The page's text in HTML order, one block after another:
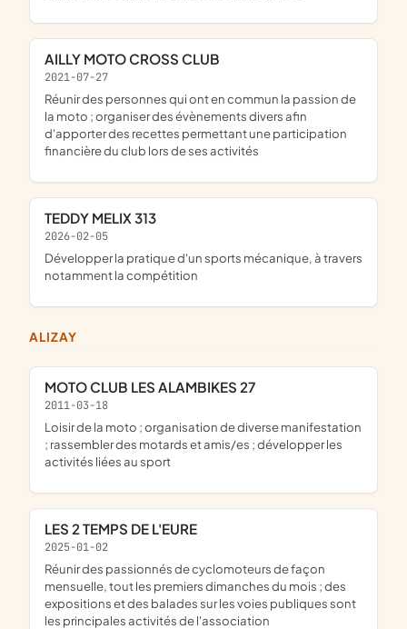
AILLY MOTO CROSS CLUB
2021-07-27
réunir des personnes qui ont en commun la passion de
la moto ; organiser des évènements divers afin
d'apporter des recettes permettant une participation
financière du club lors de ses activités
TEDDY MELIX 313
2026-02-05
développer la pratique d'un sports mécanique, à travers
notamment la compétition
ALIZAY
MOTO CLUB LES ALAMBIKES 27
2011-03-18
loisir de la moto ; organisation de diverse manifestation
; rassembler des motards et amis/es ; développer les
activités liées au sport
LES 2 TEMPS DE L'EURE
2025-01-02
réunir des passionnés de cyclomoteurs de façon
mensuelle, tout les premiers dimanches du mois ; des
expositions et des balades sur les voies publiques sont
les principales activités de l'association